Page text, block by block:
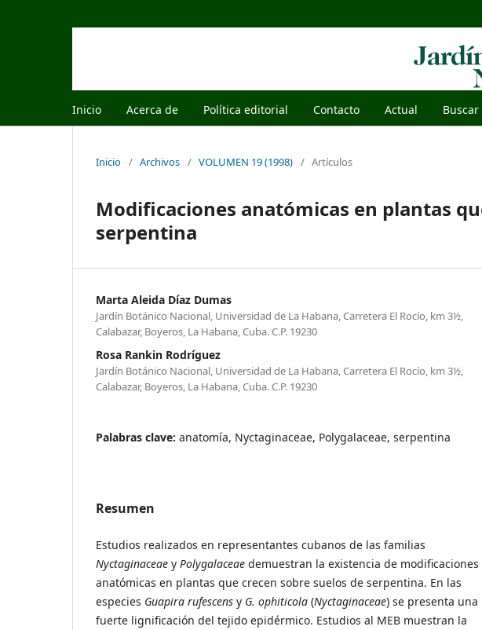
Inicio Acerca de Política editorial Contacto Actual Buscar
Inicio / Archivos / VOLUMEN 19 (1998) / Artículos
Modificaciones anatómicas en plantas
serpentina
Marta Aleida Díaz Dumas
Jardín Botánico Nacional, Universidad de La Habana, Carretera El Rocío, km 3½,
Calabazar, Boyeros, La Habana, Cuba. C.P. 19230
Rosa Rankin Rodríguez
Jardín Botánico Nacional, Universidad de La Habana, Carretera El Rocío, km 3½,
Calabazar, Boyeros, La Habana, Cuba. C.P. 19230
Palabras clave: anatomía, Nyctaginaceae, Polygalaceae, serpentina
Resumen
Estudios realizados en representantes cubanos de las familias
Nyctaginaceae y Polygalaceae demuestran la existencia de modificaciones
anatómicas en plantas que crecen sobre suelos de serpentina. En las
especies Guapira rufescens y G. ophiticola (Nyctaginaceae) se presenta una
fuerte lignificación del tejido epidérmico. Estudios al MEB muestran la